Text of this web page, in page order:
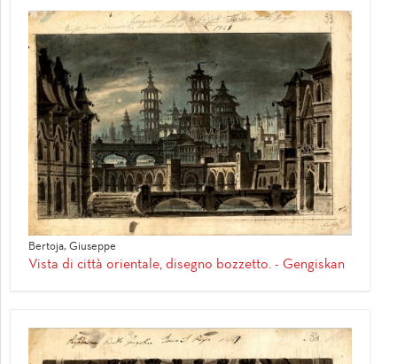
Bertoja, Giuseppe
Vista di città orientale, disegno bozzetto. - Gengiskan